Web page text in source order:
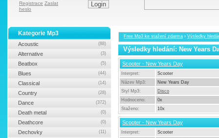
Registrace Zaslat
heslo
Free Mp3 ke stažení zdarma › Výsledky
Výsledky hledání: New Years
Scooter - New Years Day
Interpret:
Scooter
Název Mp3:
New Years Day
Styl Mp3:
Disco
Hodnoceno:
0x
Staženo:
10x
Scooter - New Years Day
Interpret:
Scooter
Kategorie Mp3
Acoustic (88)
Alternative (3)
Beatbox (5)
Blues (44)
Classical (14)
Country (28)
Dance (372)
Death metal (0)
Deathcore (0)
Dechovky (11)